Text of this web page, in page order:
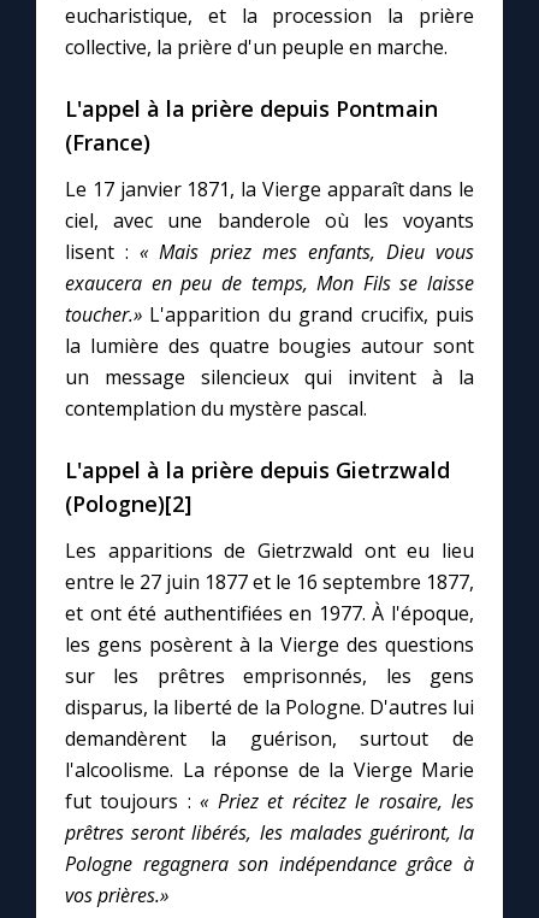
eucharistique, et la procession la prière
collective, la prière d'un peuple en marche.
L'appel à la prière depuis Pontmain
(France)
Le 17 janvier 1871, la Vierge apparaît dans le
ciel, avec une banderole où les voyants
lisent :« Mais priez mes enfants, Dieu vous
exaucera en peu de temps, Mon Fils se laisse
toucher.» L'apparition du grand crucifix, puis
la lumière des quatre bougies autour sont
un message silencieux qui invitent à la
contemplation du mystère pascal.
L'appel à la prière depuis Gietrzwald
(Pologne)[2]
Les apparitions de Gietrzwald ont eu lieu
entre le 27 juin 1877 et le 16 septembre 1877,
et ont été authentifiées en 1977. À l'époque,
les gens posèrent à la Vierge des questions
sur les prêtres emprisonnés, les gens
disparus, la liberté de la Pologne. D'autres lui
demandèrent la guérison, surtout de
l'alcoolisme. La réponse de la Vierge Marie
fut toujours :« Priez et récitez le rosaire, les
prêtres seront libérés, les malades guériront, la
Pologne regagnera son indépendance grâce à
vos prières.»